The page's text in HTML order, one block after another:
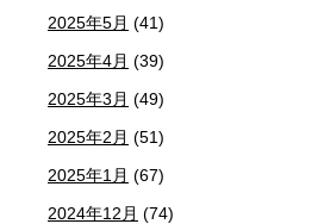
2025年5月 (41)
2025年4月 (39)
2025年3月 (49)
2025年2月 (51)
2025年1月 (67)
2024年12月 (74)